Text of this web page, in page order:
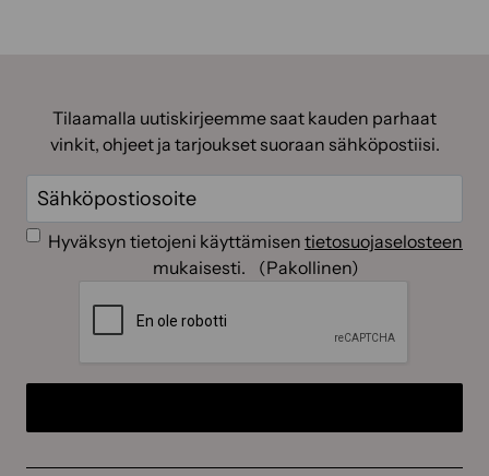
Tilaamalla uutiskirjeemme saat kauden parhaat
vinkit, ohjeet ja tarjoukset suoraan sähköpostiisi.
Sähköposti
(Pakollinen)
Suostumus (Pakollinen)
Hyväksyn tietojeni käyttämisen tietosuojaselosteen
mukaisesti.
(Pakollinen)